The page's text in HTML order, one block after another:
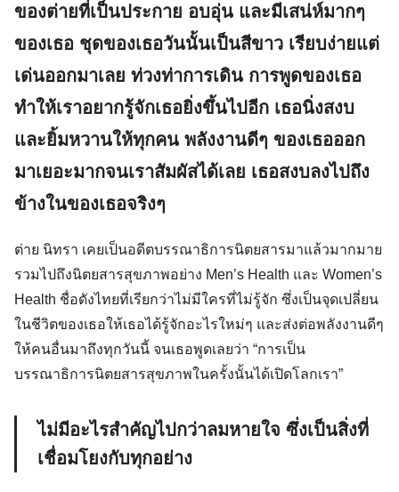
ของต่ายที่เป็นประกาย อบอุ่น และมีเสน่ห์มากๆ
ของเธอ ชุดของเธอวันนั้นเป็นสีขาว เรียบง่ายแต่
เด่นออกมาเลย ท่วงท่าการเดิน การพูดของเธอ
ทำให้เราอยากรู้จักเธอยิ่งขึ้นไปอีก เธอนิ่งสงบ
และยิ้มหวานให้ทุกคน พลังงานดีๆ ของเธอออก
มาเยอะมากจนเราสัมผัสได้เลย เธอสงบลงไปถึง
ข้างในของเธอจริงๆ
ต่าย นิทรา เคยเป็นอดีตบรรณาธิการนิตยสารมาแล้วมากมาย
รวมไปถึงนิตยสารสุขภาพอย่าง Men’s Health และ Women’s
Health ชื่อดังไทยที่เรียกว่าไม่มีใครที่ไม่รู้จัก ซึ่งเป็นจุดเปลี่ยน
ในชีวิตของเธอให้เธอได้รู้จักอะไรใหม่ๆ และส่งต่อพลังงานดีๆ
ให้คนอื่นมาถึงทุกวันนี้ จนเธอพูดเลยว่า “การเป็น
บรรณาธิการนิตยสารสุขภาพในครั้งนั้นได้เปิดโลกเรา”
ไม่มีอะไรสำคัญไปกว่าลมหายใจ ซึ่งเป็นสิ่งที่
เชื่อมโยงกับทุกอย่าง